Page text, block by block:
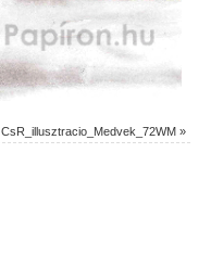
CsR_illusztracio_Medvek_72WM »